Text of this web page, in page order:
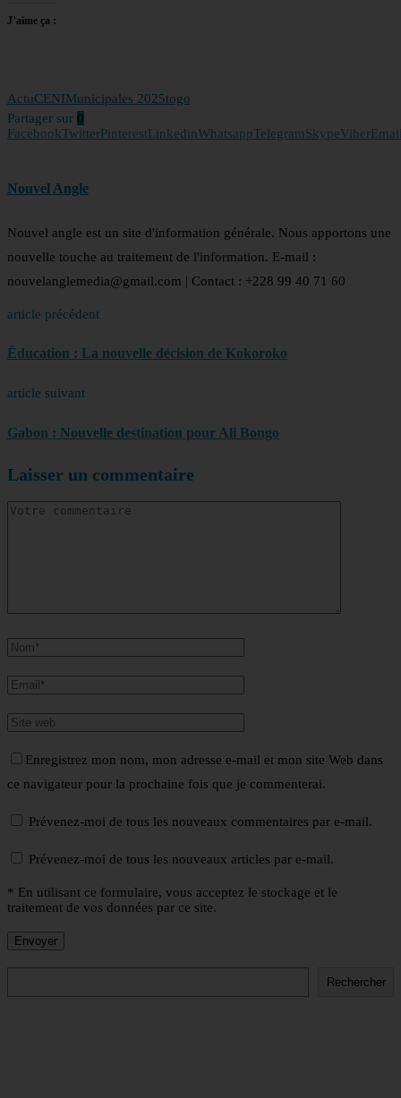
J’aime ça :
ActuCENIMunicipales 2025togo
Partager sur 0
FacebookTwitterPinterestLinkedinWhatsappTelegramSkypeViber
Nouvel Angle
Nouvel angle est un site d'information générale. Nous apportons une
nouvelle touche au traitement de l'information. E-mail :
nouvelanglemedia@gmail.com | Contact : +228 99 40 71 60
article précédent
Éducation : La nouvelle décision de Kokoroko
article suivant
Gabon : Nouvelle destination pour Ali Bongo
Laisser un commentaire
Enregistrez mon nom, mon adresse e-mail et mon site Web dans
ce navigateur pour la prochaine fois que je commenterai.
Prévenez-moi de tous les nouveaux commentaires par e-mail.
Prévenez-moi de tous les nouveaux articles par e-mail.
* En utilisant ce formulaire, vous acceptez le stockage et le
traitement de vos données par ce site.
Rechercher